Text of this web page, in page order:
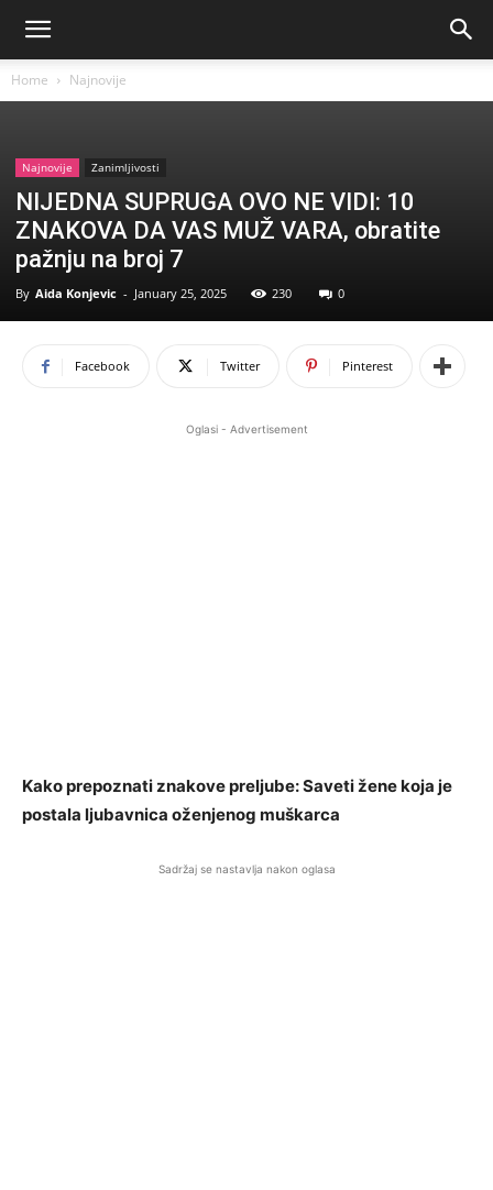
Home Najnovije
Najnovije Zanimljivosti
NIJEDNA SUPRUGA OVO NE VIDI: 10
ZNAKOVA DA VAS MUŽ VARA, obratite
pažnju na broj 7
By Aida Konjevic - January 25, 2025 230 0
Facebook Twitter Pinterest
Oglasi - Advertisement
Kako prepoznati znakove preljube: Saveti žene koja je
postala ljubavnica oženjenog muškarca
Sadržaj se nastavlja nakon oglasa